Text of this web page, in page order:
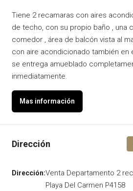
Tiene 2 recamaras con aires
de techo, con su propio baño , una
comedor , área de balcón vista al
con aire acondicionado también en
se entrega amueblado
inmediatamente.
Venta Departamento 2
Playa Del Carmen P4158